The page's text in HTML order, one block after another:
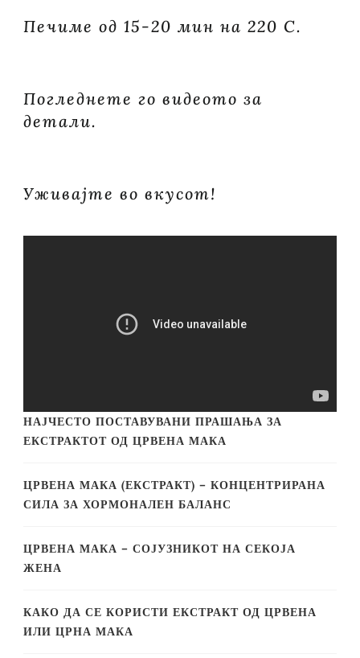
Печиме од 15-20 мин на 220 C.
Погледнете го видеото за
детали.
Уживајте во вкусот!
НАЈЧЕСТО ПОСТАВУВАНИ ПРАШАЊА ЗА
ЕКСТРАКТОТ ОД ЦРВЕНА МАКА
ЦРВЕНА МАКА (ЕКСТРАКТ) – КОНЦЕНТРИРАНА
СИЛА ЗА ХОРМОНАЛЕН БАЛАНС
ЦРВЕНА МАКА – СОЈУЗНИКОТ НА СЕКОЈА
ЖЕНА
КАКО ДА СЕ КОРИСТИ ЕКСТРАКТ ОД ЦРВЕНА
ИЛИ ЦРНА МАКА